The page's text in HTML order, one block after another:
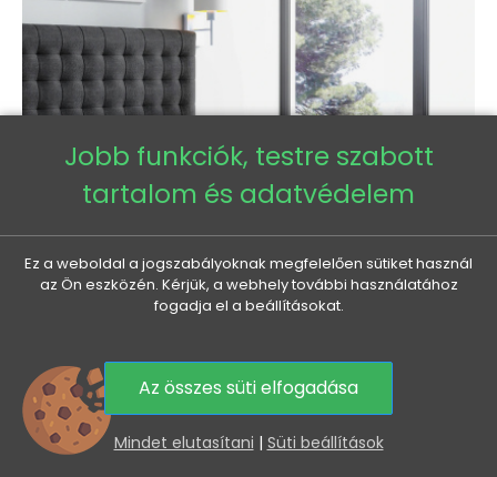
LUCA boxspring ágy 200x200 - fekete + INGYENES topper
Normál
ár
415 965 Ft Ár
360 010 Ft
0
Jobb funkciók, testre szabott
tartalom és adatvédelem
Ez a weboldal a jogszabályoknak megfelelően sütiket használ
az Ön eszközén. Kérjük, a webhely további használatához
fogadja el a beállításokat.
Az összes süti elfogadása
Mindet elutasítani | Süti beállítások